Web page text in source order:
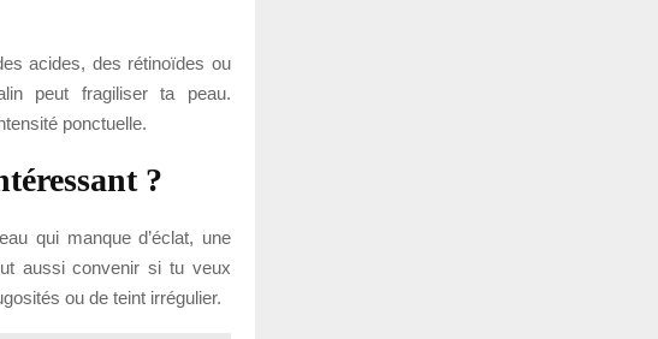
acides, des rétinoïdes ou
peut fragiliser ta peau.
ponctuelle.
?
qui manque d’éclat, une
aussi convenir si tu veux
ou de teint irrégulier.